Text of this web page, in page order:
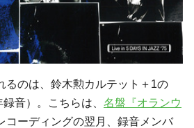
るのは、鈴木勲カルテット＋1の
音）。こちらは、 名盤『オランウ
コーディングの翌月、録音メンバ